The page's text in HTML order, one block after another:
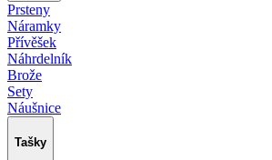
Prsteny
Náramky
Přívěšek
Náhrdelník
Brože
Sety
Náušnice
Tašky